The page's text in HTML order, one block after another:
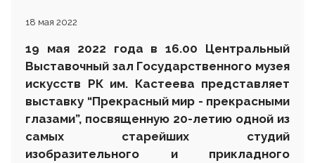
18 мая 2022
19 мая 2022 года в 16.00 Центральный
Выставочный зал Государственного музея
искусств РК им. Кастеева представляет
выставку “Прекрасный мир - прекрасными
глазами”, посвященную 20-летию одной из
самых старейших студий
изобразительного и прикладного